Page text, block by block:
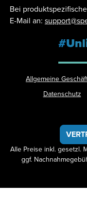
Bei
E-Mail an:
Allgemeine
Datenschutz
Alle Preise inkl. gesetzl.
ggf.